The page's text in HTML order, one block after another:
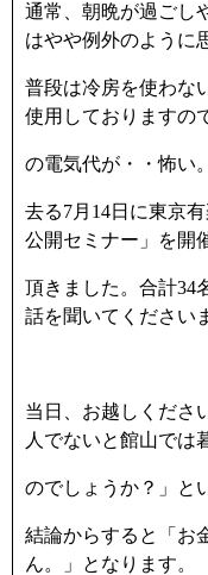
通常、朝晩が過ごし
はやや例外のように
普段は冷房を使わな
使用しておりますの
の電気代が・・怖い
去る7月14日に東京
公開セミナー」を開
頂きました。合計34
話を聞いてください
当日、お越しくださ
人でないと館山では
のでしょうか？」と
結論からすると「お
ん。」となります。